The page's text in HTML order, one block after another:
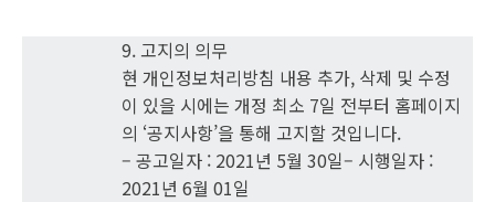
9. 고지의 의무
현 개인정보처리방침 내용 추가, 삭제 및 수정
이 있을 시에는 개정 최소 7일 전부터 홈페이지
의 ‘공지사항’을 통해 고지할 것입니다.
– 공고일자 : 2021년 5월 30일– 시행일자 :
2021년 6월 01일